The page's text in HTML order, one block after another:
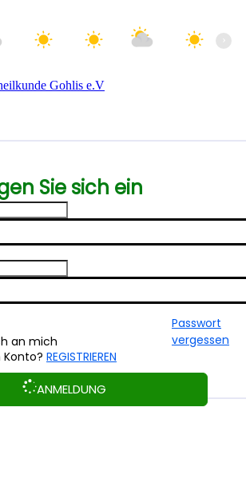
›
Gohlis e.V
Sie sich ein
an mich
ANMELDUNG
Passwort
vergessen
Konto? REGISTRIEREN